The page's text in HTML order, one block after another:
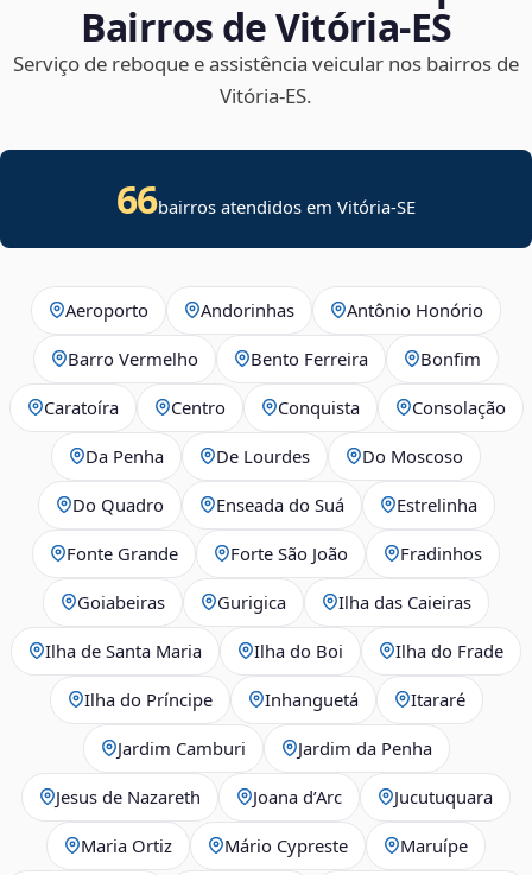
Bairros de Vitória‑ES
Serviço de reboque e assistência veicular nos bairros de
Vitória‑ES.
66bairros atendidos em Vitória-SE
Aeroporto Andorinhas Antônio Honório
Barro Vermelho Bento Ferreira Bonfim
Caratoíra Centro Conquista Consolação
Da Penha De Lourdes Do Moscoso
Do Quadro Enseada do Suá Estrelinha
Fonte Grande Forte São João Fradinhos
Goiabeiras Gurigica Ilha das Caieiras
Ilha de Santa Maria Ilha do Boi Ilha do Frade
Ilha do Príncipe Inhanguetá Itararé
Jardim Camburi Jardim da Penha
Jesus de Nazareth Joana d’Arc Jucutuquara
Maria Ortiz Mário Cypreste Maruípe